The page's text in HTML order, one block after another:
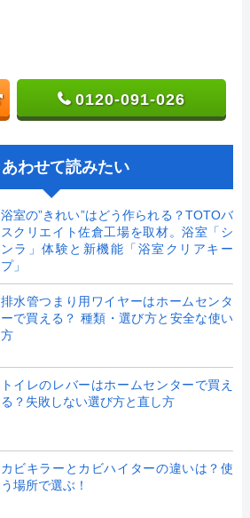
0120-091-026
あわせて読みたい
浴室の”きれい”はどう作られる？TOTOバ
スクリエイト佐倉工場を取材。浴室「シ
ンラ」体験と新機能「浴室クリアキー
プ」
排水管つまり用ワイヤーはホームセンタ
ーで買える？ 種類・選び方と安全な使い
方
トイレのレバーはホームセンターで買え
る？失敗しない選び方と直し方
カビキラーとカビハイターの違いは？使
う場所で選ぶ！